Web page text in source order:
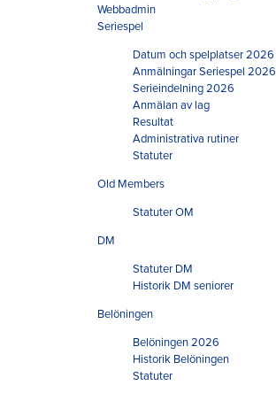
Webbadmin
Seriespel
Datum och spelplatser 2026
Anmälningar Seriespel 2026
Serieindelning 2026
Anmälan av lag
Resultat
Administrativa rutiner
Statuter
Old Members
Statuter OM
DM
Statuter DM
Historik DM seniorer
Belöningen
Belöningen 2026
Historik Belöningen
Statuter